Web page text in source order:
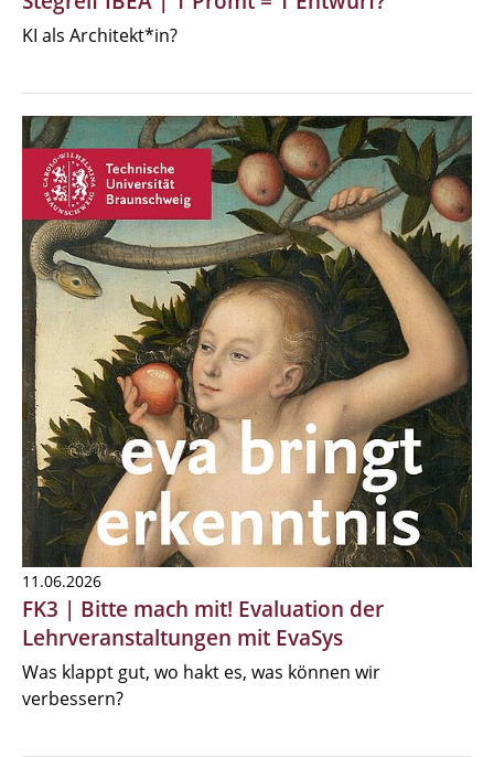
KI als Architekt*in?
11.06.2026
FK3 | Bitte mach mit! Evaluation der
Lehrveranstaltungen mit EvaSys
Was klappt gut, wo hakt es, was können wir
verbessern?